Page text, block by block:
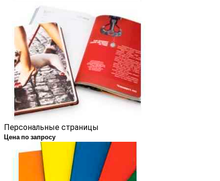
Персональные страницы
Цена по запросу